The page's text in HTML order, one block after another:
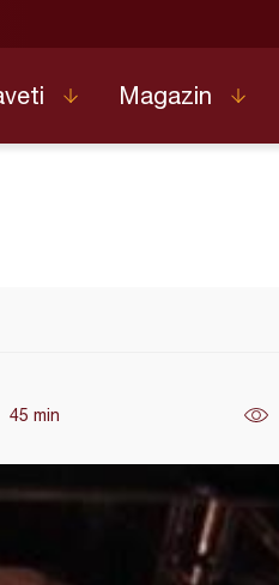
Magazin
45 min